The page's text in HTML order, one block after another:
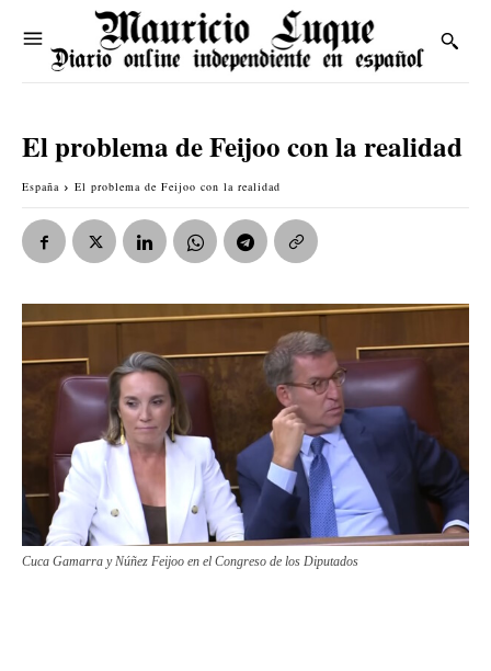
El problema de Feijoo con la realidad
España El problema de Feijoo con la realidad
Cuca Gamarra y Núñez Feijoo en el Congreso de los Diputados